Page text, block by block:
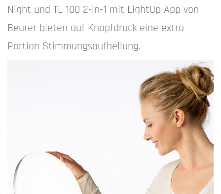
Night und TL 100 2-in-1 mit LightUp App von
Beurer bieten auf Knopfdruck eine extra
Portion Stimmungsaufhellung.